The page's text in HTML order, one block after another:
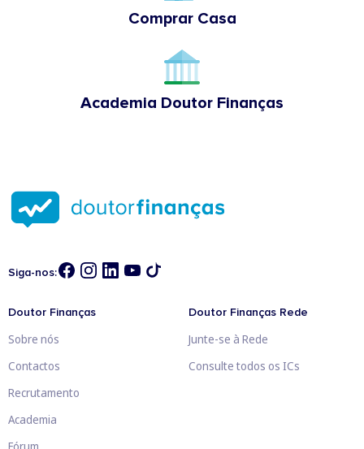
Comprar Casa
Academia Doutor Finanças
Siga-nos:
Doutor Finanças
Sobre nós
Contactos
Recrutamento
Academia
Doutor Finanças Rede
Junte-se à Rede
Consulte todos os ICs